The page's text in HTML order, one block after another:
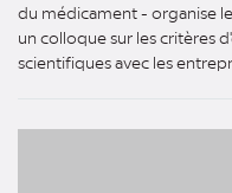
du médicament - organise
un colloque sur les critères
scientifiques avec les